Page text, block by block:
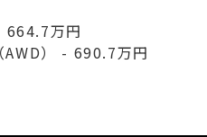
万円
） - 690.7万円